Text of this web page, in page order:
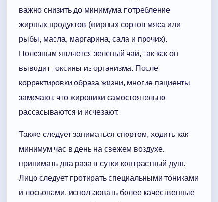
важно снизить до минимума потребление
жирных продуктов (жирных сортов мяса или
рыбы, масла, маргарина, сала и прочих).
Полезным является зеленый чай, так как он
выводит токсины из организма. После
корректировки образа жизни, многие пациенты
замечают, что жировики самостоятельно
рассасываются и исчезают.
Также следует заниматься спортом, ходить как
минимум час в день на свежем воздухе,
принимать два раза в сутки контрастный душ.
Лицо следует протирать специальными тониками
и лосьонами, использовать более качественные